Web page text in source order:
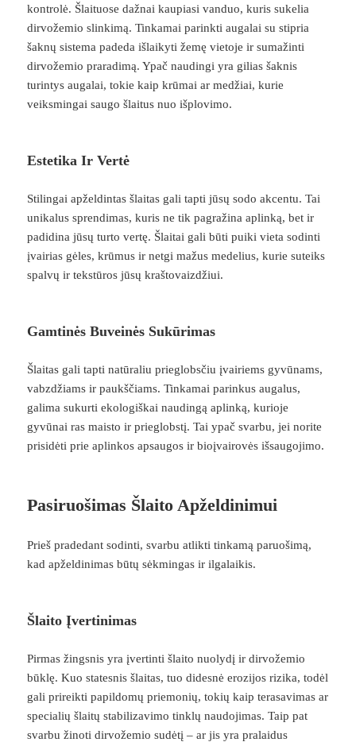
kontrolė. Šlaituose dažnai kaupiasi vanduo, kuris sukelia
dirvožemio slinkimą. Tinkamai parinkti augalai su stipria
šaknų sistema padeda išlaikyti žemę vietoje ir sumažinti
dirvožemio praradimą. Ypač naudingi yra gilias šaknis
turintys augalai, tokie kaip krūmai ar medžiai, kurie
veiksmingai saugo šlaitus nuo išplovimo.
Estetika Ir Vertė
Stilingai apželdintas šlaitas gali tapti jūsų sodo akcentu. Tai
unikalus sprendimas, kuris ne tik pagražina aplinką, bet ir
padidina jūsų turto vertę. Šlaitai gali būti puiki vieta sodinti
įvairias gėles, krūmus ir netgi mažus medelius, kurie suteiks
spalvų ir tekstūros jūsų kraštovaizdžiui.
Gamtinės Buveinės Sukūrimas
Šlaitas gali tapti natūraliu prieglobsčiu įvairiems gyvūnams,
vabzdžiams ir paukščiams. Tinkamai parinkus augalus,
galima sukurti ekologiškai naudingą aplinką, kurioje
gyvūnai ras maisto ir prieglobstį. Tai ypač svarbu, jei norite
prisidėti prie aplinkos apsaugos ir bioįvairovės išsaugojimo.
Pasiruošimas Šlaito Apželdinimui
Prieš pradedant sodinti, svarbu atlikti tinkamą paruošimą,
kad apželdinimas būtų sėkmingas ir ilgalaikis.
Šlaito Įvertinimas
Pirmas žingsnis yra įvertinti šlaito nuolydį ir dirvožemio
būklę. Kuo statesnis šlaitas, tuo didesnė erozijos rizika, todėl
gali prireikti papildomų priemonių, tokių kaip terasavimas ar
specialių šlaitų stabilizavimo tinklų naudojimas. Taip pat
svarbu žinoti dirvožemio sudėtį – ar jis yra pralaidus